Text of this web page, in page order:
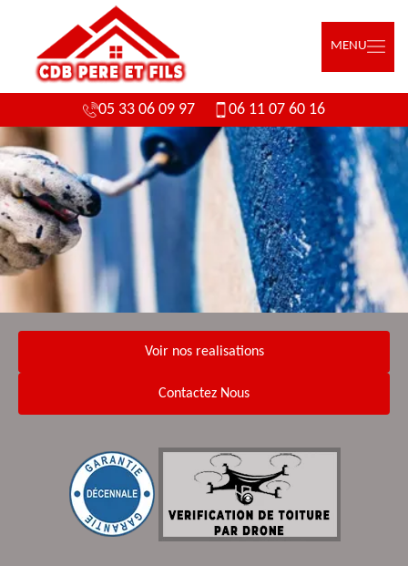
MENU
05 33 06 09 97 06 11 07 60 16
Voir nos realisations
Contactez Nous